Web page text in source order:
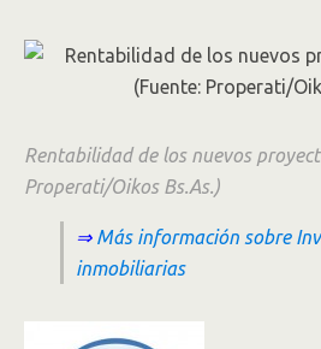
Rentabilidad de los nuevos
Properati/Oikos Bs.As.)
⇒ Más información sobre
inmobiliarias